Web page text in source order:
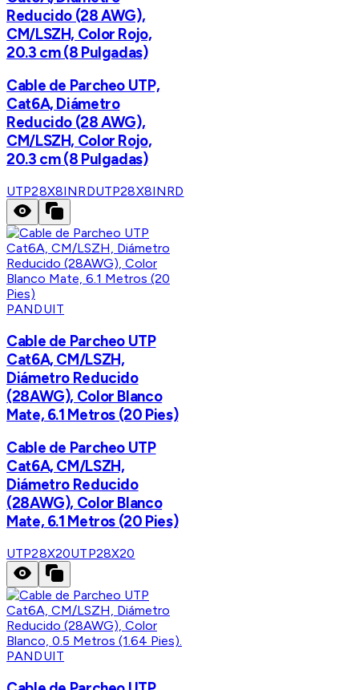
Reducido (28 AWG),
CM/LSZH, Color Rojo,
20.3 cm (8 Pulgadas)
Cable de Parcheo UTP,
Cat6A, Diámetro
Reducido (28 AWG),
CM/LSZH, Color Rojo,
20.3 cm (8 Pulgadas)
UTP28X8INRDUTP28X8INRD
PANDUIT
Cable de Parcheo UTP
Cat6A, CM/LSZH,
Diámetro Reducido
(28AWG), Color Blanco
Mate, 6.1 Metros (20 Pies)
Cable de Parcheo UTP
Cat6A, CM/LSZH,
Diámetro Reducido
(28AWG), Color Blanco
Mate, 6.1 Metros (20 Pies)
UTP28X20UTP28X20
PANDUIT